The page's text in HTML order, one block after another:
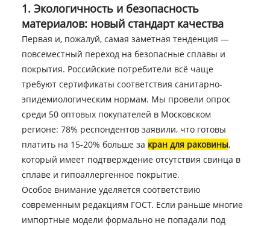
1. Экологичность и безопасность
материалов: новый стандарт качества
Первая и, пожалуй, самая заметная тенденция —
повсеместный переход на безопасные сплавы и
покрытия. Российские потребители всё чаще
требуют сертификаты соответствия санитарно-
эпидемиологическим нормам. Мы провели опрос
среди 50 оптовых покупателей в Московском
регионе: 78% респондентов заявили, что готовы
платить на 15-20% больше за кран для раковины,
который имеет подтверждение отсутствия свинца в
сплаве и гипоаллергенное покрытие.
Особое внимание уделяется соответствию
современным редакциям ГОСТ. Если раньше многие
импортные модели формально не попадали под